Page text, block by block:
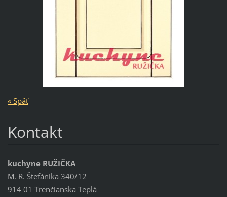
« Späť
Kontakt
kuchyne RUŽIČKA
M. R. Štefánika 340/12
914 01 Trenčianska Teplá